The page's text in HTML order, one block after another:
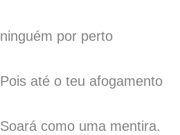
ninguém por perto
Pois até o teu afogamento
Soará como uma mentira.